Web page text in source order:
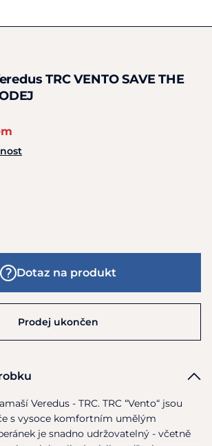
TRC VENTO SAVE THE
Dotaz na produkt
Prodej ukončen
Veredus - TRC. TRC “Vento“ jsou
s vysoce komfortním umělým
je snadno udržovatelný - včetně